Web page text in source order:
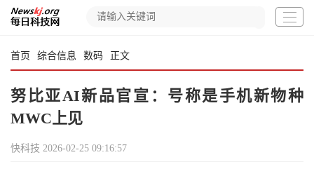
首页 综合信息 数码 正文
努比亚AI新品官宣：号称是手机新物种
MWC上见
快科技 2026-02-25 09:16:57